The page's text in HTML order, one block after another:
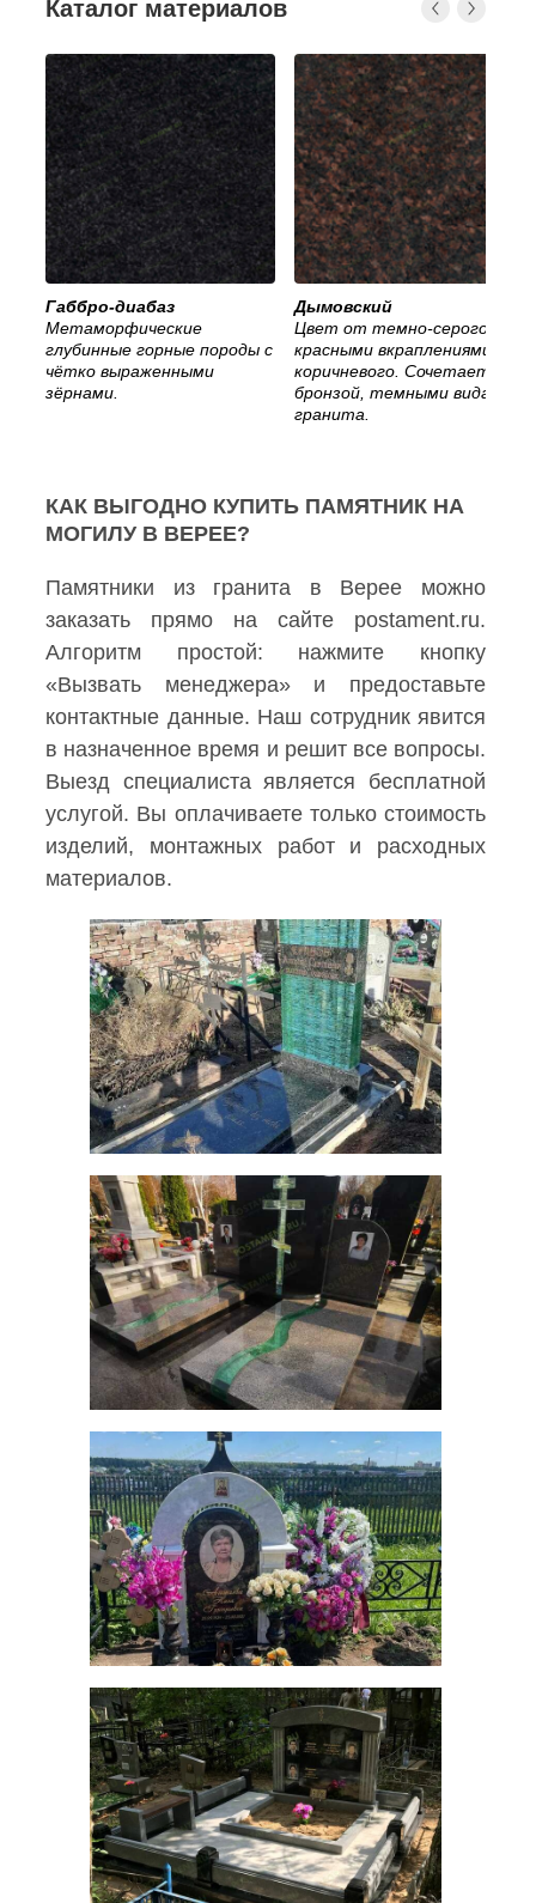
Каталог материалов
Габбро-диабаз
Метаморфические
глубинные горные породы с
чётко выраженными
зёрнами.
Дымовский
Цвет от темно-серого с
красными вкраплениями, до
коричневого. Сочетается с
бронзой, темными видами
гранита.
КАК ВЫГОДНО КУПИТЬ ПАМЯТНИК НА
МОГИЛУ В ВЕРЕЕ?
Памятники из гранита в Верее можно
заказать прямо на сайте postament.ru.
Алгоритм простой: нажмите кнопку
«Вызвать менеджера» и предоставьте
контактные данные. Наш сотрудник явится
в назначенное время и решит все вопросы.
Выезд специалиста является бесплатной
услугой. Вы оплачиваете только стоимость
изделий, монтажных работ и расходных
материалов.